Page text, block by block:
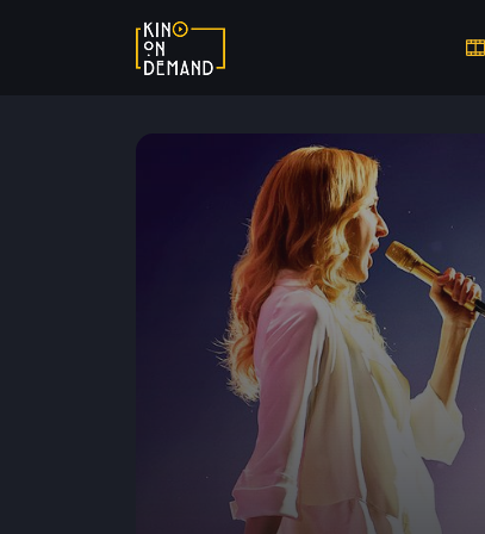
Thriller auf Leben und Tod
Warm ums Herz - Die schönsten
Liebesfilme
Hier spielt die Musik
Starke Frauen